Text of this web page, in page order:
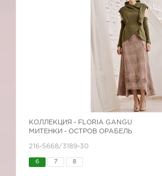
КОЛЛЕКЦИЯ - FLORIA GANGU
МИТЕНКИ - ОСТРОВ ОРАБЕЛЬ
216-5668/3189-30
6 7 8